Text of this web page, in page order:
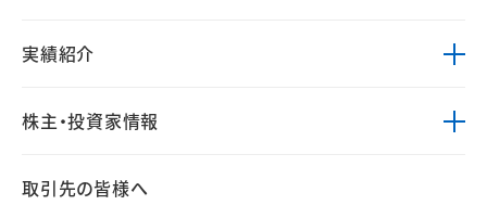
実績紹介
株主・投資家情報
取引先の皆様へ